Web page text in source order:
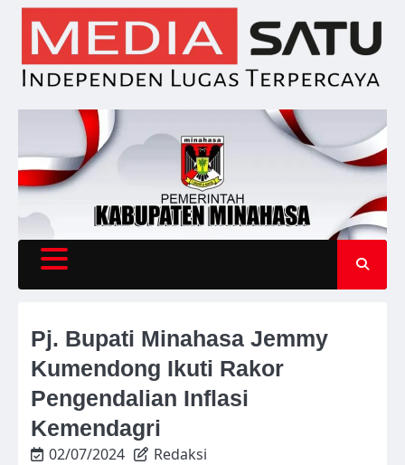
Skip
content
Pj. Bupati Minahasa Jemmy
Kumendong Ikuti Rakor
Pengendalian Inflasi
Kemendagri
02/07/2024 Redaksi